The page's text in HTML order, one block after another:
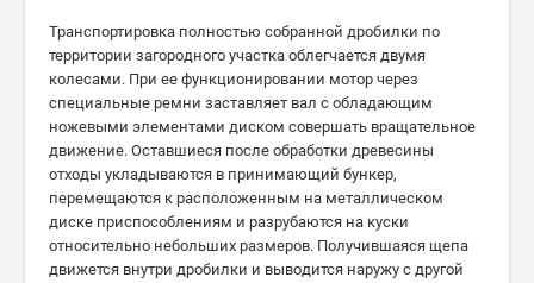
Транспортировка полностью собранной дробилки по
территории загородного участка облегчается двумя
колесами. При ее функционировании мотор через
специальные ремни заставляет вал с обладающим
ножевыми элементами диском совершать вращательное
движение. Оставшиеся после обработки древесины
отходы укладываются в принимающий бункер,
перемещаются к расположенным на металлическом
диске приспособлениям и разрубаются на куски
относительно небольших размеров. Получившаяся щепа
движется внутри дробилки и выводится наружу с другой